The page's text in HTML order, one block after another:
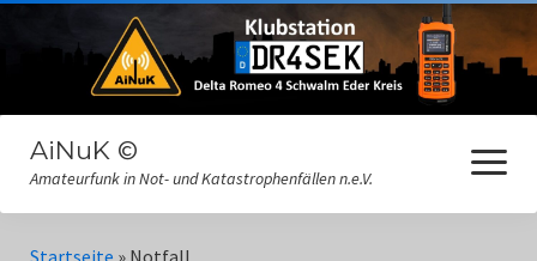
AiNuK ©
Amateurfunk in Not- und Katastrophenfällen n.e.V.
Menü
öffnen
Datenschutz